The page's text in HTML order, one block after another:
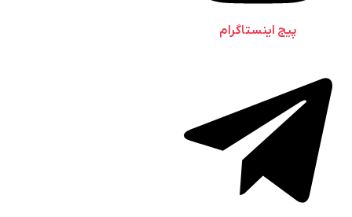
پیج اینستاگرام